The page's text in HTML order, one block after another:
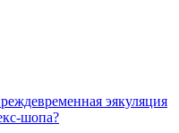
эякуляция
шопа?